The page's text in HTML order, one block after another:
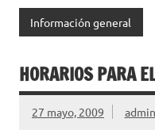
Información general
HORARIOS PARA
27 mayo, 2009 admin